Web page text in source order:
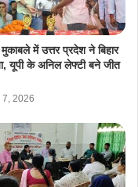
में उत्तर प्रदेश ने बिहार
यूपी के अनिल लेफ्टी बने जीत
7, 2026